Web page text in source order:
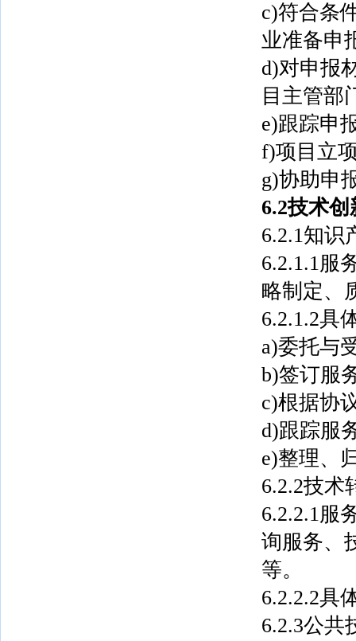
c)符合条
业准备申
d)对申报
目主管部
e)跟踪申
f)项目立
g)协助申
6.2技术
6.2.1知识
6.2.1.1服
略制定、
6.2.1.2具
a)委托与
b)签订服
c)根据协
d)跟踪服
e)整理、
6.2.2技术
6.2.2.1服
询服务、
等。
6.2.2.2具
6.2.3公共